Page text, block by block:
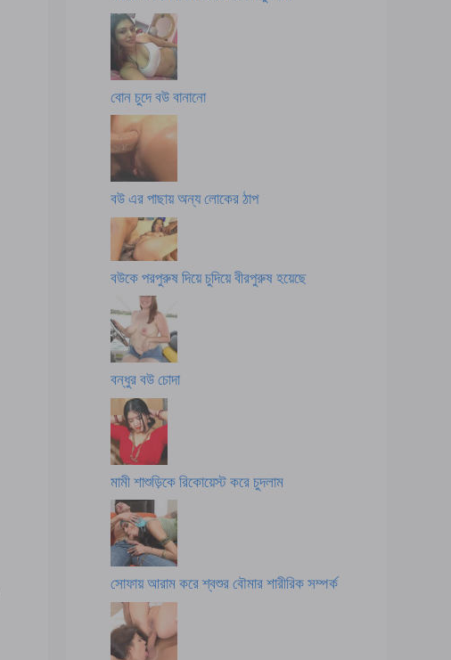
বোন চুদে বউ বানানো
বউ এর পাছায় অন্য লোকের ঠাপ
বউকে পরপুরুষ দিয়ে চুদিয়ে বীরপুরুষ হয়েছে
বন্ধুর বউ চোদা
মামী শাশুড়িকে রিকোয়েস্ট করে চুদলাম
সোফায় আরাম করে শ্বশুর বৌমার শারীরিক সম্পর্ক